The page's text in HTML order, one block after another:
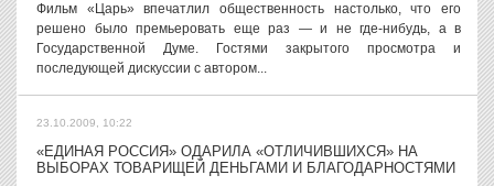
Фильм «Царь» впечатлил общественность настолько, что его
решено было премьеровать еще раз — и не где-нибудь, а в
Государственной Думе. Гостями закрытого просмотра и
последующей дискуссии с автором...
23.10.2009, 10:22
«ЕДИНАЯ РОССИЯ» ОДАРИЛА «ОТЛИЧИВШИХСЯ» НА
ВЫБОРАХ ТОВАРИЩЕЙ ДЕНЬГАМИ И БЛАГОДАРНОСТЯМИ